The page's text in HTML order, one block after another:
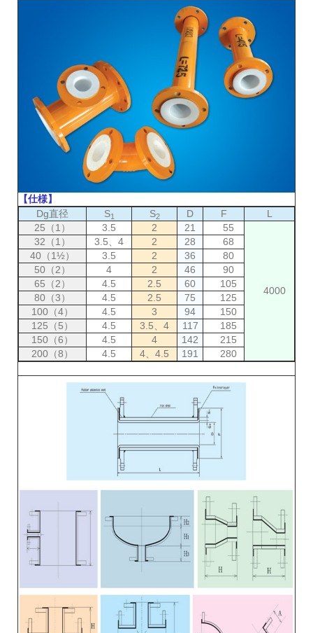
【仕様】
Dg直径
S1 S2 D F
L
25（1）
3.5 2 21 55
4000
32（1） 3.5、4 2 28
68
40（1½）
3.5 2 36
80
50（2）
4 2 46
90
65（2）
4.5 2.5 60
105
80（3）
4.5 2.5 75
125
100（4）
4.5 3 94
150
125（5）
4.5 3.5、4 117
185
150（6）
4.5 4 142
215
200（8）
4.5 4、4.5 191 280